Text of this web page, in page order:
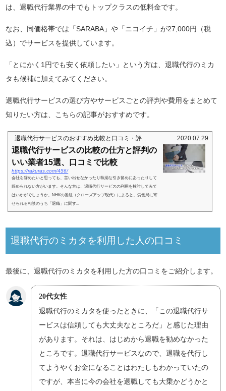
は、退職代行業界の中でもトップクラスの低料金です。
なお、同価格帯では「SARABA」や「ニコイチ」が27,000円（税
込）でサービスを提供しています。
「とにかく1円でも安く依頼したい」という方は、退職代行のミカ
タも候補に加えてみてください。
退職代行サービスの選び方やサービスごとの評判や費用をまとめて
知りたい方は、こちらの記事がおすすめです。
退職代行サービスのおすすめ比較と口コミ・評... 2020.07.29
退職代行サービスの比較の仕方と評判の
いい業者15選、口コミで比較
https://rakuras.com/456/
会社を辞めたいと思っても、言い出せなかったり執拗な引き留めにあったりして
辞められない方がいます。そんな方は、退職代行サービスの利用を検討してみて
はいかがでしょうか。NHKの番組（クローズアップ現代）によると、労働局に寄
せられる相談のうち「退職」に関す...
退職代行のミカタを利用した人の口コミ
最後に、退職代行のミカタを利用した方の口コミをご紹介します。
20代女性
退職代行のミカタを使ったときに、「この退職代行サ
ービスは信頼しても大丈夫なところだ」と感じた理由
があります。それは、はじめから退職を勧めなかった
ところです。退職代行サービスなので、退職を代行し
てようやくお金になることはわたしもわかっていたの
ですが、本当に今の会社を退職しても大乗かどうかと